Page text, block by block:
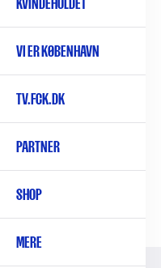
VI ER KØBENHAVN
TV.FCK.DK
PARTNER
SHOP
MERE